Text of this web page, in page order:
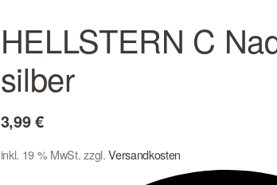
HELLSTERN C
silber
3,99€
inkl. 19 % MwSt. zzgl.Versandkosten